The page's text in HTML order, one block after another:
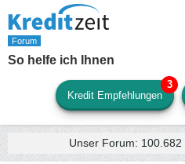
So helfe ich Ihnen
Kredit Empfehlungen
Unser Forum: 100.682